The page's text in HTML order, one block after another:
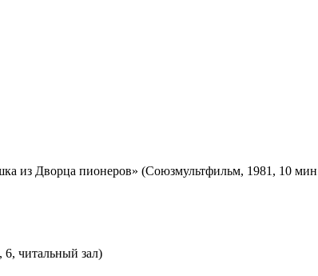
из Дворца пионеров» (Союзмультфильм, 1981, 10
читальный зал)